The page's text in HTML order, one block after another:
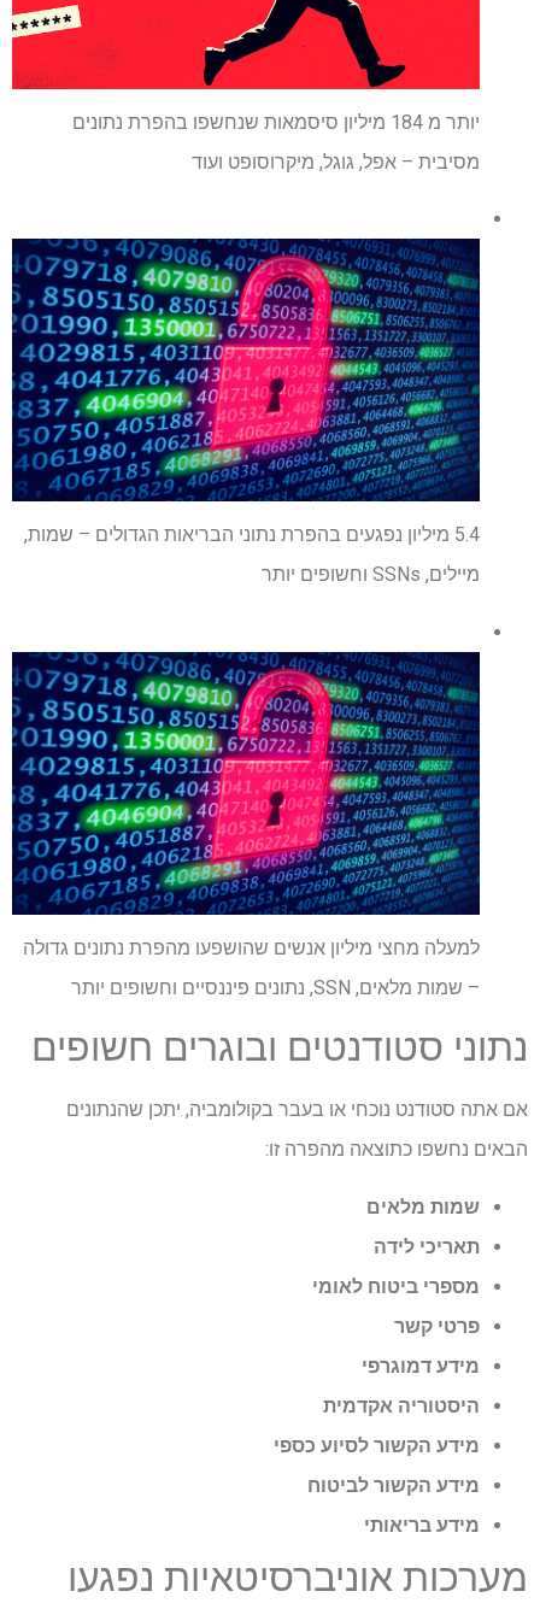
יותר מ 184 מיליון סיסמאות שנחשפו בהפרת נתונים
מסיבית – אפל, גוגל, מיקרוסופט ועוד
5.4 מיליון נפגעים בהפרת נתוני הבריאות הגדולים – שמות,
מיילים, SSNs וחשופים יותר
למעלה מחצי מיליון אנשים שהושפעו מהפרת נתונים גדולה
– שמות מלאים, SSN, נתונים פיננסיים וחשופים יותר
נתוני סטודנטים ובוגרים חשופים
אם אתה סטודנט נוכחי או בעבר בקולומביה, יתכן שהנתונים
הבאים נחשפו כתוצאה מהפרה זו:
שמות מלאים
תאריכי לידה
מספרי ביטוח לאומי
פרטי קשר
מידע דמוגרפי
היסטוריה אקדמית
מידע הקשור לסיוע כספי
מידע הקשור לביטוח
מידע בריאותי
מערכות אוניברסיטאיות נפגעו